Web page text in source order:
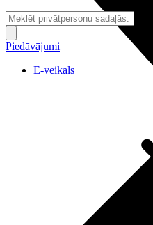
Piedāvājumi
E-veikals